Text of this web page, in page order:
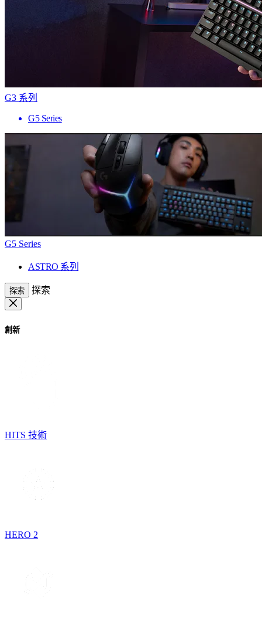
G3 系列
G5 Series
G5 Series
ASTRO 系列
探索 探索
創新
HITS 技術
HERO 2